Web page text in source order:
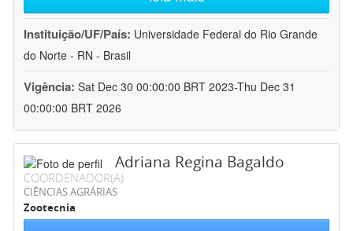
Instituição/UF/País: Universidade Federal do Rio Grande
do Norte - RN - Brasil
Vigência: Sat Dec 30 00:00:00 BRT 2023-Thu Dec 31
00:00:00 BRT 2026
Adriana Regina Bagaldo
COORDENADOR(A)
CIÊNCIAS AGRÁRIAS
Zootecnia